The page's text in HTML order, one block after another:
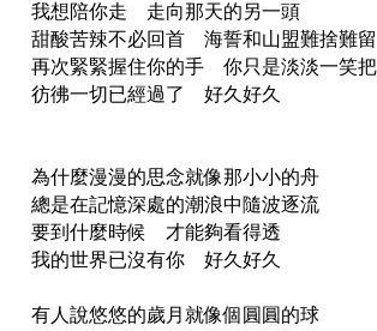
我想陪你走 走向那天的另一頭
甜酸苦辣不必回首 海誓和山盟難捨難留
再次緊緊握住你的手 你只是淡淡一笑
彷彿一切已經過了 好久好久
為什麼漫漫的思念就像那小小的舟
總是在記憶深處的潮浪中隨波逐流
要到什麼時候 才能夠看得透
我的世界已沒有你 好久好久
有人說悠悠的歲月就像個圓圓的球